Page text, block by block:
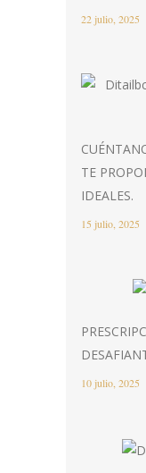
22 julio, 2025
TE
IDEALES.
15 julio, 2025
10 julio, 2025